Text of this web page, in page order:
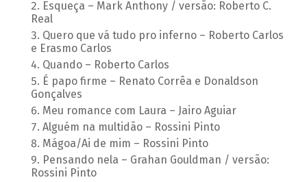
Esqueça – Mark Anthony / versão: Roberto C.
Real
Quero que vá tudo pro inferno – Roberto Carlos
e Erasmo Carlos
Quando – Roberto Carlos
É papo firme – Renato Corrêa e Donaldson
Gonçalves
Meu romance com Laura – Jairo Aguiar
Alguém na multidão – Rossini Pinto
Mágoa/Ai de mim – Rossini Pinto
Pensando nela – Grahan Gouldman / versão:
Rossini Pinto